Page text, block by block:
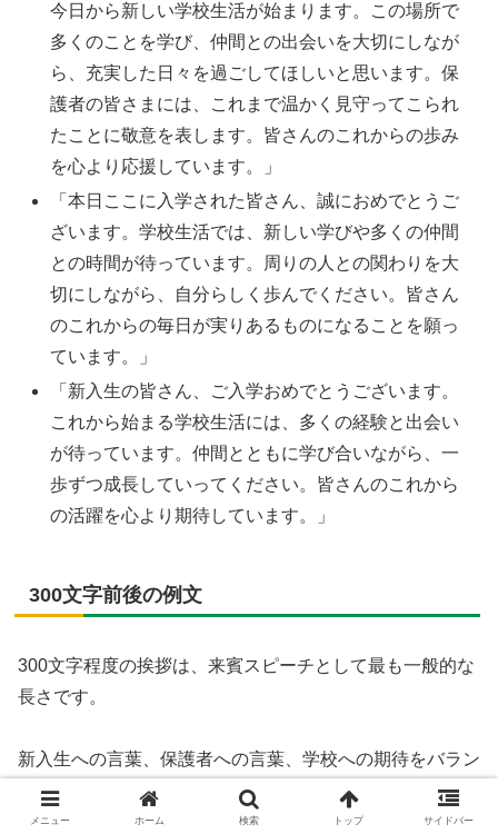
今日から新しい学校生活が始まります。この場所で
多くのことを学び、仲間との出会いを大切にしなが
ら、充実した日々を過ごしてほしいと思います。保
護者の皆さまには、これまで温かく見守ってこられ
たことに敬意を表します。皆さんのこれからの歩み
を心より応援しています。」
「本日ここに入学された皆さん、誠におめでとうご
ざいます。学校生活では、新しい学びや多くの仲間
との時間が待っています。周りの人との関わりを大
切にしながら、自分らしく歩んでください。皆さん
のこれからの毎日が実りあるものになることを願っ
ています。」
「新入生の皆さん、ご入学おめでとうございます。
これから始まる学校生活には、多くの経験と出会い
が待っています。仲間とともに学び合いながら、一
歩ずつ成長していってください。皆さんのこれから
の活躍を心より期待しています。」
300文字前後の例文
300文字程度の挨拶は、来賓スピーチとして最も一般的な
長さです。
新入生への言葉、保護者への言葉、学校への期待をバラン
スよく伝えることができます。
メニュー ホーム 検索 トップ サイドバー